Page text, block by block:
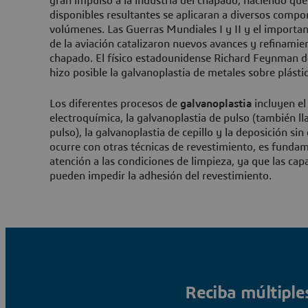
disponibles resultantes se aplicaran a diversos
volúmenes. Las Guerras Mundiales I y II y el
de la aviación catalizaron nuevos avances y
chapado. El físico estadounidense Richard Feynman
hizo posible la galvanoplastia de metales sobre
Los diferentes procesos de galvanoplastia incluyen
electroquímica, la galvanoplastia de pulso (también
pulso), la galvanoplastia de cepillo y la deposición
ocurre con otras técnicas de revestimiento, es
atención a las condiciones de limpieza, ya que las
pueden impedir la adhesión del revestimiento.
Reciba